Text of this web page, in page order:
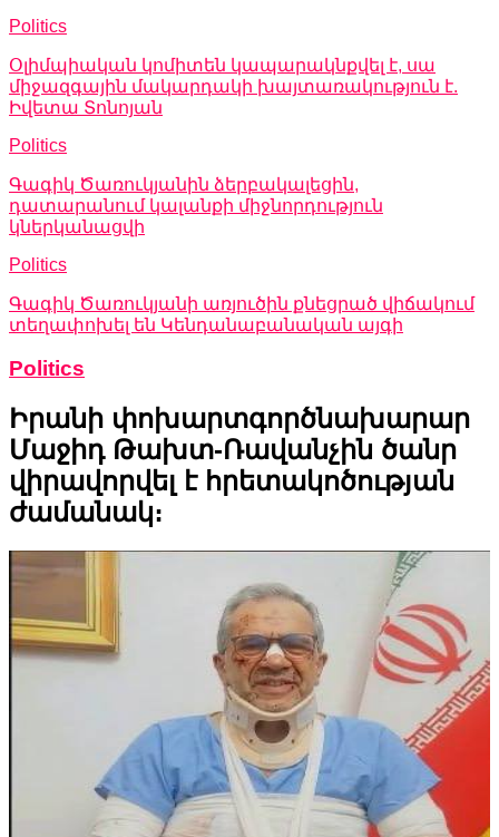
Politics
Օլիմպիական կոմիտեն կապարակնքվել է, սա
միջազգային մակարդակի խայտառակություն է.
Իվետա Տոնոյան
Politics
Գագիկ Ծառուկյանին ձերբակալեցին,
դատարանում կալանքի միջնորդություն
կներկանացվի
Politics
Գագիկ Ծառուկյանի առյուծին քնեցրած վիճակում
տեղափոխել են Կենդանաբանական այգի
Politics
Իրանի փոխարտգործնախարար
Մաջիդ Թախտ-Ռավանչին ծանր
վիրավորվել է հրետակոծության
ժամանակ։